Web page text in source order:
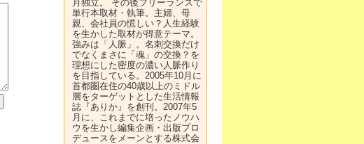
月独立。 その後フリーランスで
単行本取材・執筆。主婦、母
親、会社員の慌しい？人生経験
を生かした取材が得意テーマ。
強みは「人脈」。名刺交換だけ
でなくまさに「魂」の交換？を
理想にした密度の濃い人脈作り
を目指している。2005年10月に
首都圏在住の40歳以上のミドル
層をターゲットとした生活情報
誌『ありか』を創刊。2007年5
月に、これまでに培ったノウハ
ウを生かし編集企画・出版プロ
デュースをメーンとする株式会